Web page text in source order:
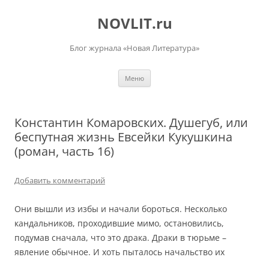
NOVLIT.ru
Блог журнала «Новая Литература»
Меню
Константин Комаровских. Душегуб, или
беспутная жизнь Евсейки Кукушкина
(роман, часть 16)
Добавить комментарий
Они вышли из избы и начали бороться. Несколько
кандальников, проходившие мимо, остановились,
подумав сначала, что это драка. Драки в тюрьме –
явление обычное. И хоть пыталось начальство их